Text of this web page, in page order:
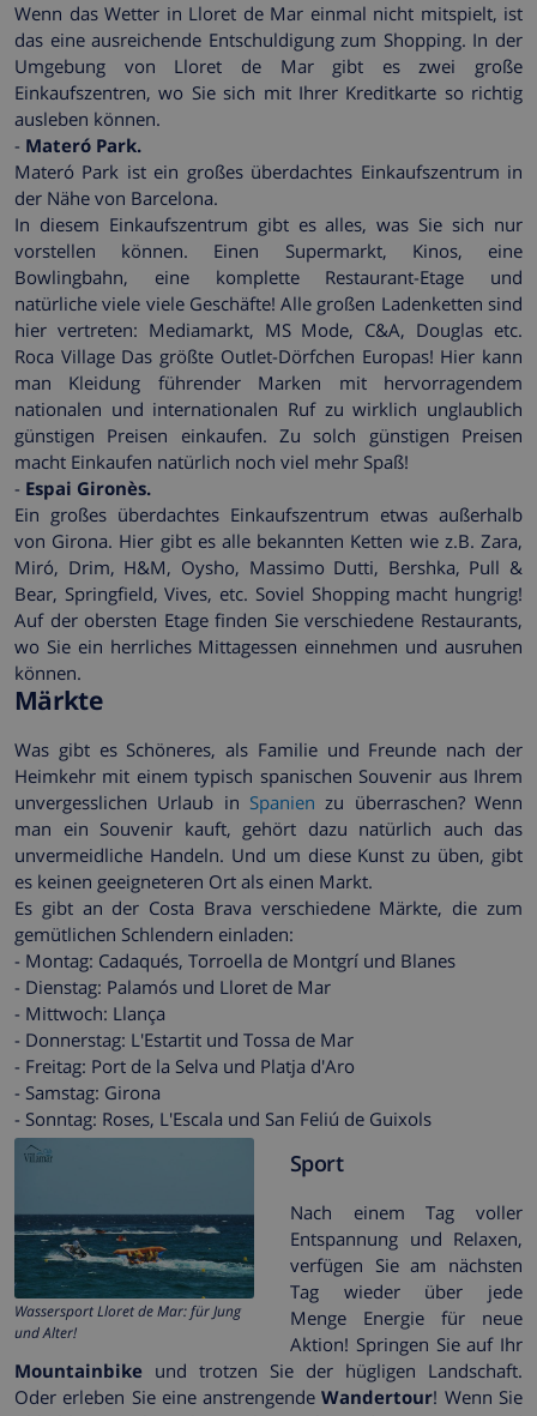
Wenn das Wetter in Lloret de Mar einmal nicht mitspielt, ist
das eine ausreichende Entschuldigung zum Shopping. In der
Umgebung von Lloret de Mar gibt es zwei große
Einkaufszentren, wo Sie sich mit Ihrer Kreditkarte so richtig
ausleben können.
- Materó Park.
Materó Park ist ein großes überdachtes Einkaufszentrum in
der Nähe von Barcelona.
In diesem Einkaufszentrum gibt es alles, was Sie sich nur
vorstellen können. Einen Supermarkt, Kinos, eine
Bowlingbahn, eine komplette Restaurant-Etage und
natürliche viele viele Geschäfte! Alle großen Ladenketten sind
hier vertreten: Mediamarkt, MS Mode, C&A, Douglas etc.
Roca Village Das größte Outlet-Dörfchen Europas! Hier kann
man Kleidung führender Marken mit hervorragendem
nationalen und internationalen Ruf zu wirklich unglaublich
günstigen Preisen einkaufen. Zu solch günstigen Preisen
macht Einkaufen natürlich noch viel mehr Spaß!
- Espai Gironès.
Ein großes überdachtes Einkaufszentrum etwas außerhalb
von Girona. Hier gibt es alle bekannten Ketten wie z.B. Zara,
Miró, Drim, H&M, Oysho, Massimo Dutti, Bershka, Pull &
Bear, Springfield, Vives, etc. Soviel Shopping macht hungrig!
Auf der obersten Etage finden Sie verschiedene Restaurants,
wo Sie ein herrliches Mittagessen einnehmen und ausruhen
können.
Märkte
Was gibt es Schöneres, als Familie und Freunde nach der
Heimkehr mit einem typisch spanischen Souvenir aus Ihrem
unvergesslichen Urlaub in Spanien zu überraschen? Wenn
man ein Souvenir kauft, gehört dazu natürlich auch das
unvermeidliche Handeln. Und um diese Kunst zu üben, gibt
es keinen geeigneteren Ort als einen Markt.
Es gibt an der Costa Brava verschiedene Märkte, die zum
gemütlichen Schlendern einladen:
- Montag: Cadaqués, Torroella de Montgrí und Blanes
- Dienstag: Palamós und Lloret de Mar
- Mittwoch: Llança
- Donnerstag: L'Estartit und Tossa de Mar
- Freitag: Port de la Selva und Platja d'Aro
- Samstag: Girona
- Sonntag: Roses, L'Escala und San Feliú de Guixols
Wassersport Lloret de Mar: für Jung
und Alter!
Sport
Nach einem Tag voller
Entspannung und Relaxen,
verfügen Sie am nächsten
Tag wieder über jede
Menge Energie für neue
Aktion! Springen Sie auf Ihr
Mountainbike und trotzen Sie der hügligen Landschaft.
Oder erleben Sie eine anstrengendeWandertour! Wenn Sie